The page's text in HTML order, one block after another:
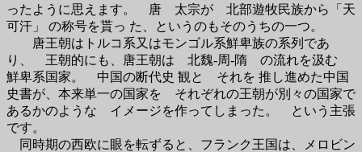
ったように思えます。 唐 太宗が 北部遊牧民族から「天
可汗」 の称号を貰っ た、というのもそのうちの一つ。
唐王朝はトルコ系又はモンゴル系鮮卑族の系列であ
り、 王朝的にも、唐王朝は 北魏-周-隋 の流れを汲む
鮮卑系国家。 中国の断代史 観と それを 推し進めた中国
史書が、本来単一の国家を それぞれの王朝が別々の国家で
あるかのような イメージを作ってしまった。 という主張
です。
同時期の西欧に眼を転ずると、フランク王国は、メロビン